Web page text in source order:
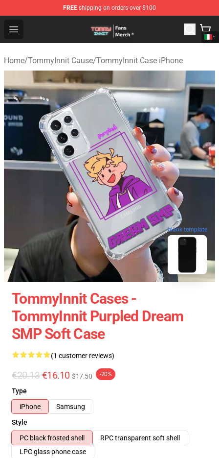
FREE shipping on orders over $100
Open menu
TommyInnit Store - Official TommyInnit Merchandise
Home/TommyInnit Cause/TommyInnit Case iPhone
blank template
TommyInnit Cases -
TommyInnit Purpled Dream
SMP Soft Case
(1 customer reviews)
€20.13 €16.10 $17.50 -20%
Type
iPhone
Samsung
Style
PC black frosted shell
RPC transparent soft shell
LPC glass phone case